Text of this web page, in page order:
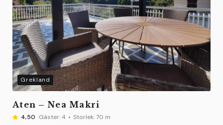
Grekland
Aten – Nea Makri
4,50 Gäster:4 Storlek:70 m